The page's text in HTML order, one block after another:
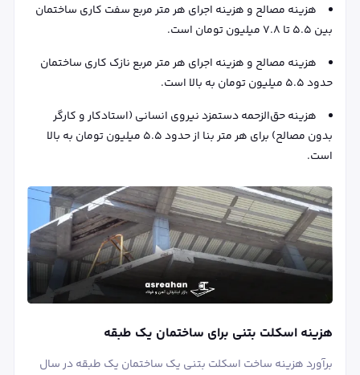
هزینه مصالح و هزینه اجرای هر متر مربع سفت کاری ساختمان
بین ۵.۵ تا ۷.۸ میلیون تومان است.
هزینه مصالح و هزینه اجرای هر متر مربع نازک کاری ساختمان
حدود ۵.۵ میلیون تومان به بالا است.
هزینه حق‌الزحمه دستمزد نیروی انسانی (استادکار و کارگر
بدون مصالح) برای هر متر بنا از حدود ۵.۵ میلیون تومان به بالا
است.
هزینه اسکلت بتنی برای ساختمان یک طبقه
برآورد هزینه ساخت اسکلت بتنی یک ساختمان یک طبقه در سال